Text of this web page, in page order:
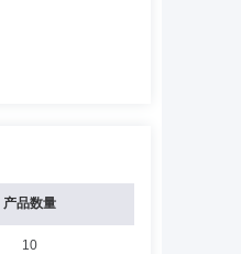
产品数量
10